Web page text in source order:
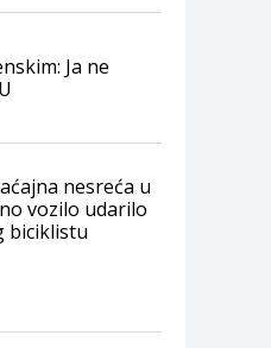
Ja ne
nesreća u
vozilo udarilo
biciklistu